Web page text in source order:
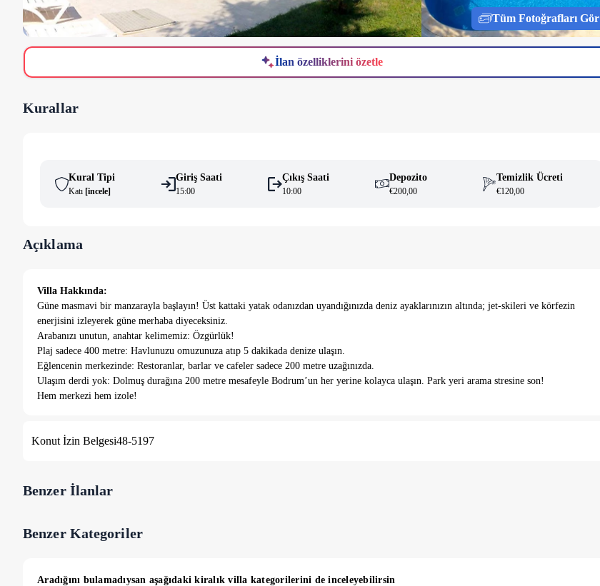
Tüm Fotoğrafları Gör
İlan özelliklerini özetle
Kurallar
Kural Tipi
Katı [i̇ncele]
Giriş Saati
15:00
Çıkış Saati
10:00
Depozito
€200,00
Temizlik Ücreti
€120,00
Açıklama
Villa Hakkında:
​Güne masmavi bir manzarayla başlayın! Üst kattaki yatak odanızdan uyandığınızda deniz ayaklarınızın altında; jet-skileri ve körfezin
enerjisini izleyerek güne merhaba diyeceksiniz.
​Arabanızı unutun, anahtar kelimemiz: Özgürlük!
​Plaj sadece 400 metre: Havlunuzu omuzunuza atıp 5 dakikada denize ulaşın.
​Eğlencenin merkezinde: Restoranlar, barlar ve cafeler sadece 200 metre uzağınızda.
​Ulaşım derdi yok: Dolmuş durağına 200 metre mesafeyle Bodrum’un her yerine kolayca ulaşın. Park yeri arama stresine son!
​Hem merkezi hem izole!
​Ailenizle unutulmaz bir tatil için konfor, manzara ve eşsiz lokasyon burada buluşuyor.
Konut İzin Belgesi48-5197
Benzer İlanlar
Benzer Kategoriler
Aradığını bulamadıysan aşağıdaki kiralık villa kategorilerini de inceleyebilirsin